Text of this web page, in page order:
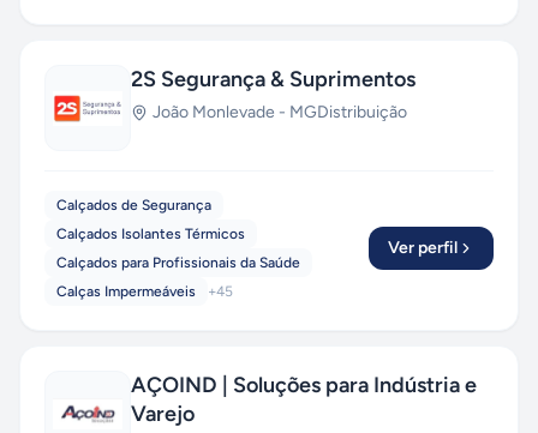
2S Segurança & Suprimentos
João Monlevade - MGDistribuição
Calçados de Segurança
Calçados Isolantes Térmicos
Calçados para Profissionais da Saúde
Calças Impermeáveis
+45
Ver perfil
AÇOIND | Soluções para Indústria e
Varejo